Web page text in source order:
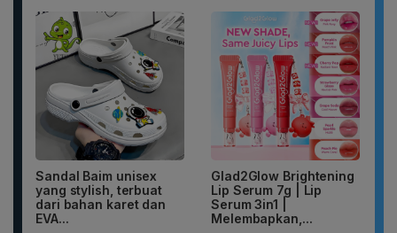
Sandal Baim unisex
yang stylish, terbuat
dari bahan karet dan
EVA...
Glad2Glow Brightening
Lip Serum 7g | Lip
Serum 3in1 |
Melembapkan,...